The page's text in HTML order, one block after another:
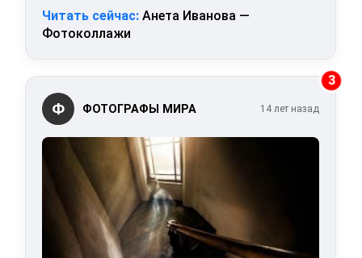
Читать сейчас: Анета Иванова —
Фотоколлажи
3
Ф ФОТОГРАФЫ МИРА 14 лет назад